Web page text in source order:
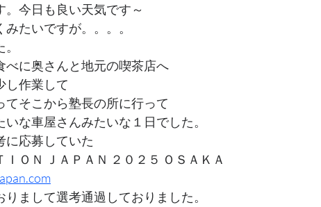
。今日も良い天気です～
たいですが。。。。
べに奥さんと地元の喫茶店へ
し作業して
てそこから塾長の所に行って
な車屋さんみたいな１日でした。
に応募していた
ＩＯＮ ＪＡＰＡＮ ２０２５ ＯＳＡＫＡ
まして選考通過しておりました。